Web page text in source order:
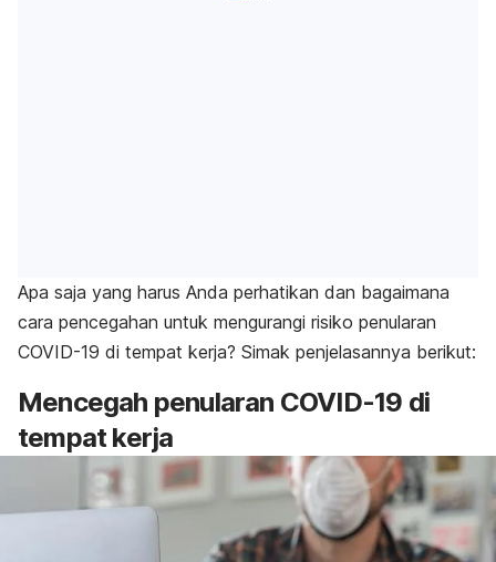
Apa saja yang harus Anda perhatikan dan bagaimana
cara pencegahan untuk mengurangi risiko penularan
COVID-19 di tempat kerja? Simak penjelasannya berikut:
Mencegah penularan COVID-19 di
tempat kerja